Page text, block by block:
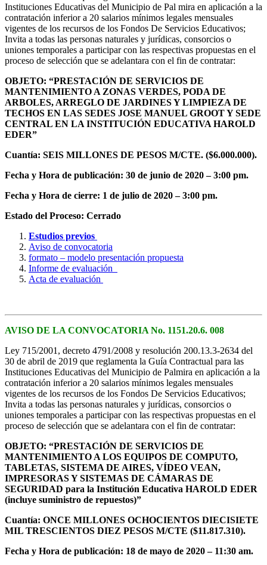
Instituciones Educativas del Municipio de Pal mira en aplicación a la
contratación inferior a 20 salarios mínimos legales mensuales
vigentes de los recursos de los Fondos De Servicios Educativos;
Invita a todas las personas naturales y jurídicas, consorcios o
uniones temporales a participar con las respectivas propuestas en el
proceso de selección que se adelantara con el fin de contratar:
OBJETO: “PRESTACIÓN DE SERVICIOS DE
MANTENIMIENTO A ZONAS VERDES, PODA DE
ARBOLES, ARREGLO DE JARDINES Y LIMPIEZA DE
TECHOS EN LAS SEDES JOSE MANUEL GROOT Y SEDE
CENTRAL EN LA INSTITUCIÓN EDUCATIVA HAROLD
EDER”
Cuantía: SEIS MILLONES DE PESOS M/CTE. ($6.000.000).
Fecha y Hora de publicación: 30 de junio de 2020 – 3:00 pm.
Fecha y Hora de cierre: 1 de julio de 2020 – 3:00 pm.
Estado del Proceso: Cerrado
Estudios previos
Aviso de convocatoria
formato – modelo presentación propuesta
Informe de evaluación
Acta de evaluación
AVISO DE LA CONVOCATORIA No. 1151.20.6. 008
Ley 715/2001, decreto 4791/2008 y resolución 200.13.3-2634 del
30 de abril de 2019 que reglamenta la Guía Contractual para las
Instituciones Educativas del Municipio de Palmira en aplicación a la
contratación inferior a 20 salarios mínimos legales mensuales
vigentes de los recursos de los Fondos De Servicios Educativos;
Invita a todas las personas naturales y jurídicas, consorcios o
uniones temporales a participar con las respectivas propuestas en el
proceso de selección que se adelantara con el fin de contratar:
OBJETO: “PRESTACIÓN DE SERVICIOS DE
MANTENIMIENTO A LOS EQUIPOS DE COMPUTO,
TABLETAS, SISTEMA DE AIRES, VÍDEO VEAN,
IMPRESORAS Y SISTEMAS DE CÁMARAS DE
SEGURIDAD para la Institución Educativa HAROLD EDER
(incluye suministro de repuestos)”
Cuantía: ONCE MILLONES OCHOCIENTOS DIECISIETE
MIL TRESCIENTOS DIEZ PESOS M/CTE ($11.817.310).
Fecha y Hora de publicación: 18 de mayo de 2020 – 11:30 am.